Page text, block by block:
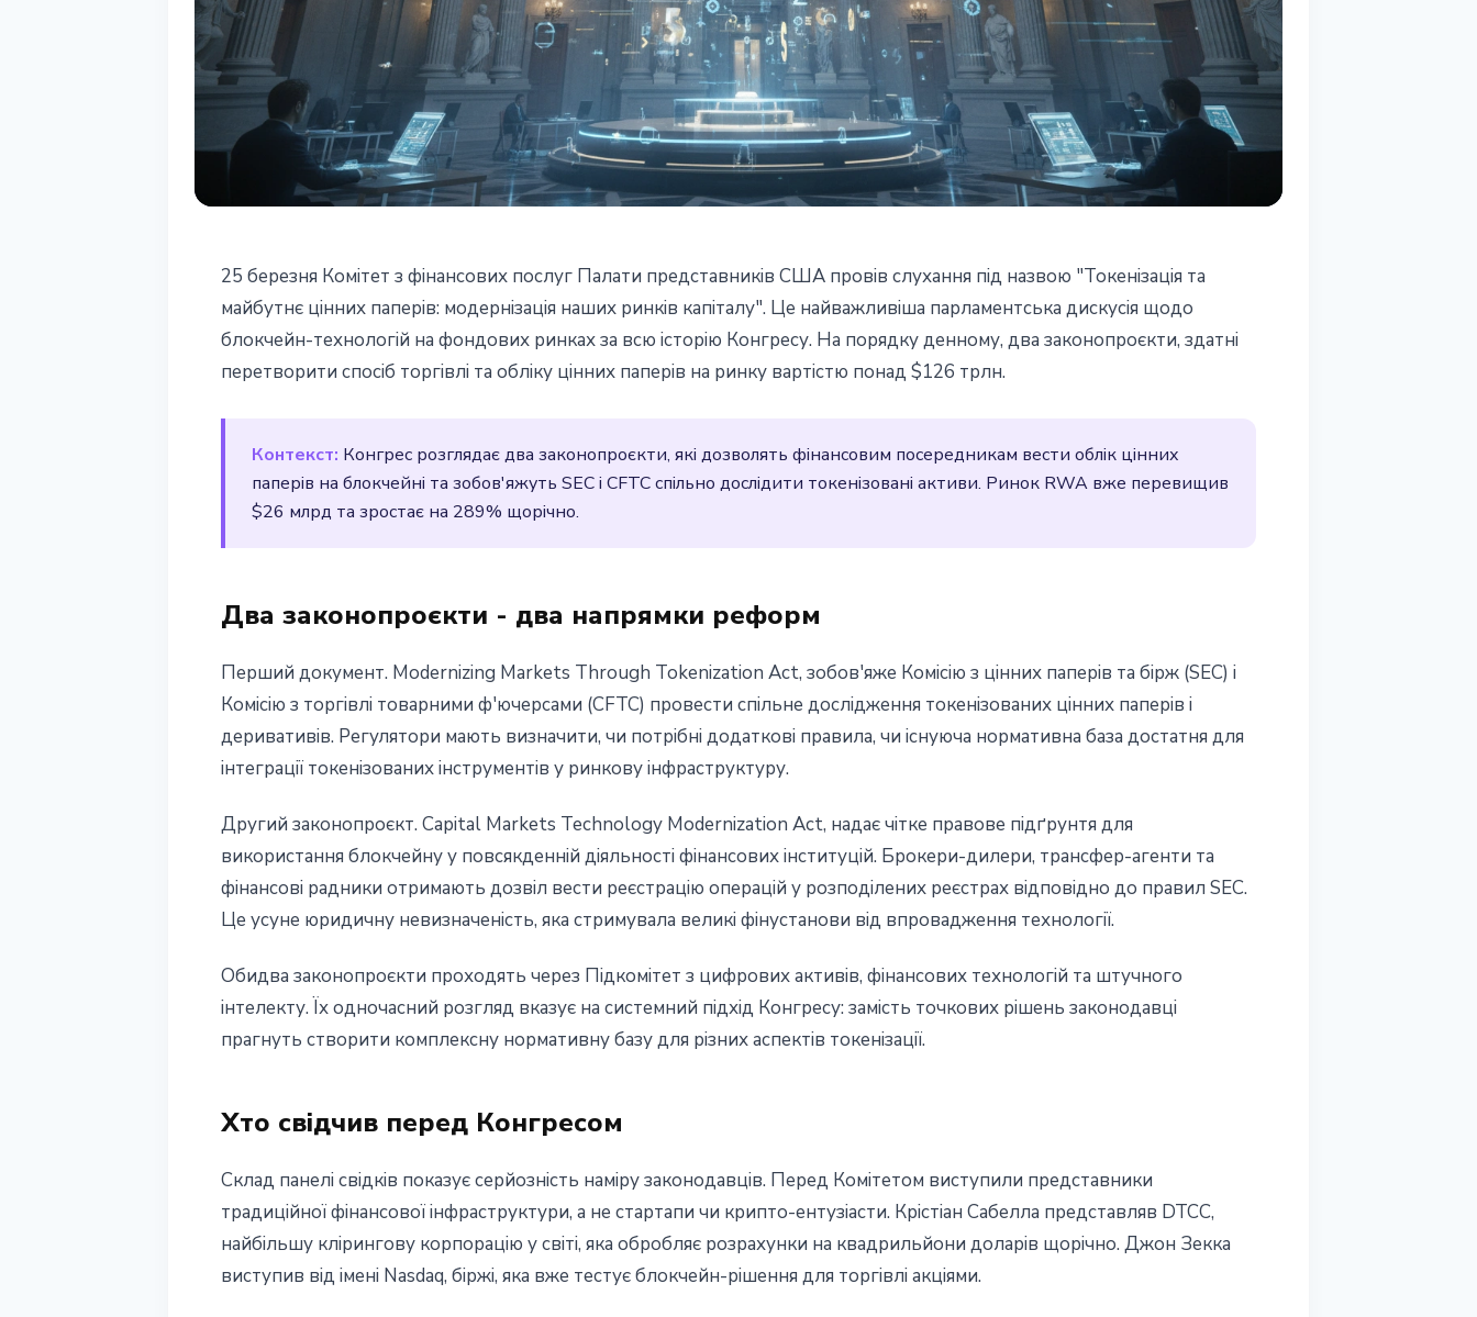
Конгрес США провів найважливіше
слухання щодо токенізації - два
25 березня 2026 р.3 хв читання
Наталія Дорофєєва
25 березня Комітет з фінансових послуг Палати представників США провів слухання під назвою "Токенізація та
майбутнє цінних паперів: модернізація наших ринків капіталу". Це найважливіша парламентська дискусія щодо
блокчейн-технологій на фондових ринках за всю історію Конгресу. На порядку денному, два законопроєкти, здатні
перетворити спосіб торгівлі та обліку цінних паперів на ринку вартістю понад $126 трлн.
Контекст: Конгрес розглядає два законопроєкти, які дозволять фінансовим посередникам вести облік цінних
паперів на блокчейні та зобов'яжуть SEC і CFTC спільно дослідити токенізовані активи. Ринок RWA вже перевищив
$26 млрд та зростає на 289% щорічно.
Два законопроєкти - два напрямки реформ
Перший документ. Modernizing Markets Through Tokenization Act, зобов'яже Комісію з цінних паперів та бірж (SEC) і
Комісію з торгівлі товарними ф'ючерсами (CFTC) провести спільне дослідження токенізованих цінних паперів і
деривативів. Регулятори мають визначити, чи потрібні додаткові правила, чи існуюча нормативна база достатня для
інтеграції токенізованих інструментів у ринкову інфраструктуру.
Другий законопроєкт. Capital Markets Technology Modernization Act, надає чітке правове підґрунтя для
використання блокчейну у повсякденній діяльності фінансових інституцій. Брокери-дилери, трансфер-агенти та
фінансові радники отримають дозвіл вести реєстрацію операцій у розподілених реєстрах відповідно до правил SEC.
Це усуне юридичну невизначеність, яка стримувала великі фінустанови від впровадження технології.
Обидва законопроєкти проходять через Підкомітет з цифрових активів, фінансових технологій та штучного
інтелекту. Їх одночасний розгляд вказує на системний підхід Конгресу: замість точкових рішень законодавці
прагнуть створити комплексну нормативну базу для різних аспектів токенізації.
Хто свідчив перед Конгресом
Склад панелі свідків показує серйозність наміру законодавців. Перед Комітетом виступили представники
традиційної фінансової інфраструктури, а не стартапи чи крипто-ентузіасти. Крістіан Сабелла представляв DTCC,
найбільшу клірингову корпорацію у світі, яка обробляє розрахунки на квадрильйони доларів щорічно. Джон Зекка
виступив від імені Nasdaq, біржі, яка вже тестує блокчейн-рішення для торгівлі акціями.